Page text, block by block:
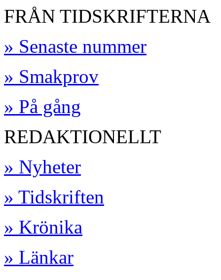
FRÅN TIDSKRIFTERNA
» Senaste nummer
» Smakprov
» På gång
REDAKTIONELLT
» Nyheter
» Tidskriften
» Krönika
» Länkar